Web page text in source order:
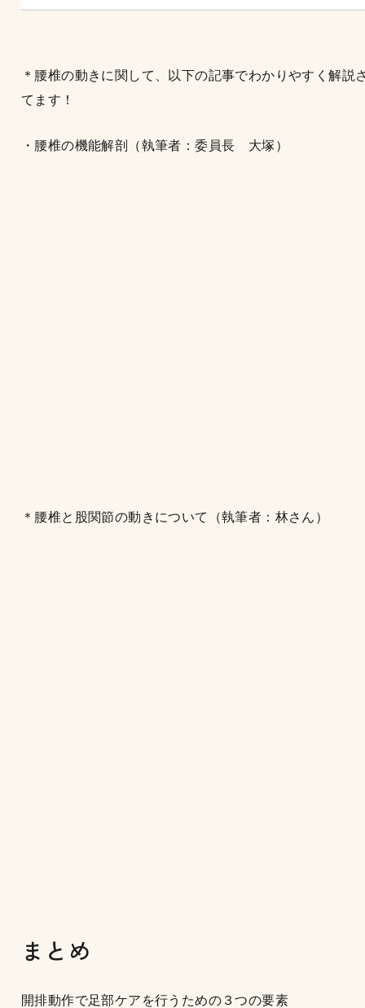
＊腰椎の動きに関して、以下の記事でわかりやすく解説
てます！
・腰椎の機能解剖（執筆者：委員長 大塚）
＊腰椎と股関節の動きについて（執筆者：林さん）
まとめ
開排動作で足部ケアを行うための３つの要素